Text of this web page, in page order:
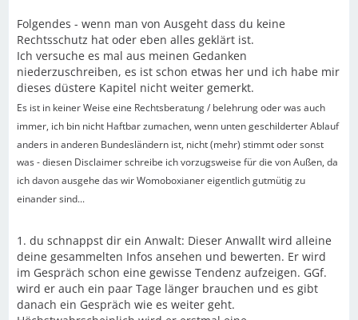
Folgendes - wenn man von Ausgeht dass du keine
Rechtsschutz hat oder eben alles geklärt ist.
Ich versuche es mal aus meinen Gedanken
niederzuschreiben, es ist schon etwas her und ich habe mir
dieses düstere Kapitel nicht weiter gemerkt.
Es ist in keiner Weise eine Rechtsberatung / belehrung oder was auch
immer, ich bin nicht Haftbar zumachen, wenn unten geschilderter Ablauf
anders in anderen Bundesländern ist, nicht (mehr) stimmt oder sonst
was - diesen Disclaimer schreibe ich vorzugsweise für die von Außen, da
ich davon ausgehe das wir Womoboxianer eigentlich gutmütig zu
einander sind...
1. du schnappst dir ein Anwalt: Dieser Anwallt wird alleine
deine gesammelten Infos ansehen und bewerten. Er wird
im Gespräch schon eine gewisse Tendenz aufzeigen. GGf.
wird er auch ein paar Tage länger brauchen und es gibt
danach ein Gespräch wie es weiter geht.